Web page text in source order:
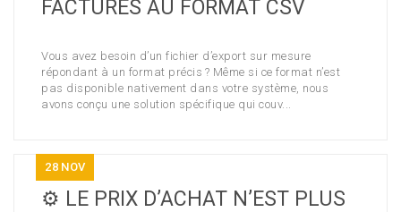
FACTURES AU FORMAT CSV
Vous avez besoin d’un fichier d’export sur mesure
répondant à un format précis ? Même si ce format n’est
pas disponible nativement dans votre système, nous
avons conçu une solution spécifique qui couv...
28 NOV
⚙️ LE PRIX D’ACHAT N’EST PLUS